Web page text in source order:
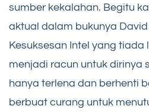
sumber kekalahan. Begitu
aktual dalam bukunya
Kesuksesan Intel yang tiada
menjadi racun untuk dirinya
hanya terlena dan berhenti
berbuat curang untuk